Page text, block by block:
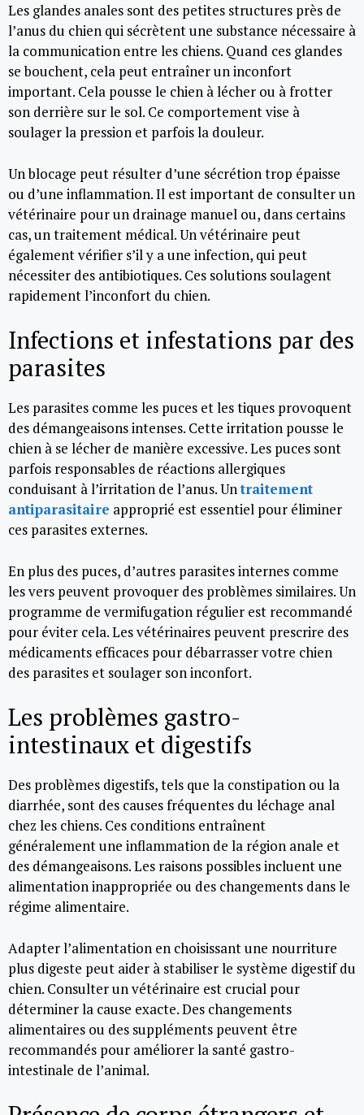
Les glandes anales sont des petites structures près de
l’anus du chien qui sécrètent une substance nécessaire à
la communication entre les chiens. Quand ces glandes
se bouchent, cela peut entraîner un inconfort
important. Cela pousse le chien à lécher ou à frotter
son derrière sur le sol. Ce comportement vise à
soulager la pression et parfois la douleur.
Un blocage peut résulter d’une sécrétion trop épaisse
ou d’une inflammation. Il est important de consulter un
vétérinaire pour un drainage manuel ou, dans certains
cas, un traitement médical. Un vétérinaire peut
également vérifier s’il y a une infection, qui peut
nécessiter des antibiotiques. Ces solutions soulagent
rapidement l’inconfort du chien.
Infections et infestations par des
parasites
Les parasites comme les puces et les tiques provoquent
des démangeaisons intenses. Cette irritation pousse le
chien à se lécher de manière excessive. Les puces sont
parfois responsables de réactions allergiques
conduisant à l’irritation de l’anus. Untraitement
antiparasitaire approprié est essentiel pour éliminer
ces parasites externes.
En plus des puces, d’autres parasites internes comme
les vers peuvent provoquer des problèmes similaires. Un
programme de vermifugation régulier est recommandé
pour éviter cela. Les vétérinaires peuvent prescrire des
médicaments efficaces pour débarrasser votre chien
des parasites et soulager son inconfort.
Les problèmes gastro-
intestinaux et digestifs
Des problèmes digestifs, tels que la constipation ou la
diarrhée, sont des causes fréquentes du léchage anal
chez les chiens. Ces conditions entraînent
généralement une inflammation de la région anale et
des démangeaisons. Les raisons possibles incluent une
alimentation inappropriée ou des changements dans le
régime alimentaire.
Adapter l’alimentation en choisissant une nourriture
plus digeste peut aider à stabiliser le système digestif du
chien. Consulter un vétérinaire est crucial pour
déterminer la cause exacte. Des changements
alimentaires ou des suppléments peuvent être
recommandés pour améliorer la santé gastro-
intestinale de l’animal.